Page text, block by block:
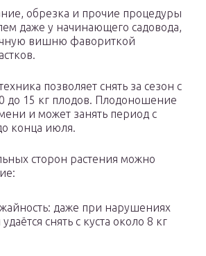
обрезка и прочие процедуры
даже у начинающего садовода,
вишню фавориткой
позволяет снять за сезон с
до 15 кг плодов. Плодоношение
и может занять период с
конца июля.
сторон растения можно
даже при нарушениях
снять с куста около 8 кг